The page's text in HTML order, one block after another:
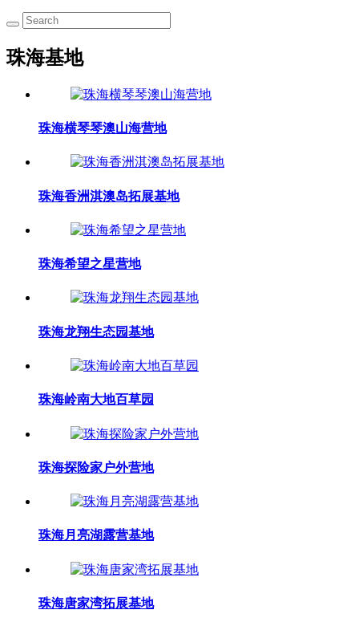
珠海基地
珠海横琴琴澳山海营地
珠海香洲淇澳岛拓展基地
珠海希望之星营地
珠海龙翔生态园基地
珠海岭南大地百草园
珠海探险家户外营地
珠海月亮湖露营基地
珠海唐家湾拓展基地